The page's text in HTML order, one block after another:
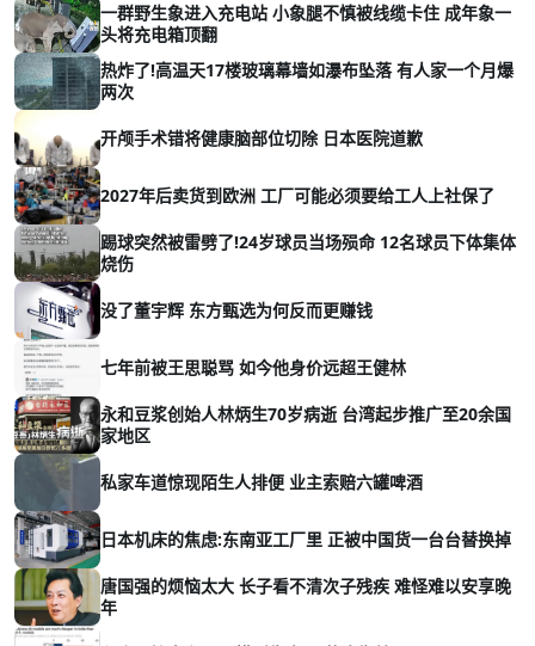
一群野生象进入充电站 小象腿不慎被线缆卡住 成年象一
头将充电箱顶翻
热炸了!高温天17楼玻璃幕墙如瀑布坠落 有人家一个月爆
两次
开颅手术错将健康脑部位切除 日本医院道歉
2027年后卖货到欧洲 工厂可能必须要给工人上社保了
踢球突然被雷劈了!24岁球员当场殒命 12名球员下体集体
烧伤
没了董宇辉 东方甄选为何反而更赚钱
七年前被王思聪骂 如今他身价远超王健林
永和豆浆创始人林炳生70岁病逝 台湾起步推广至20余国
家地区
私家车道惊现陌生人排便 业主索赔六罐啤酒
日本机床的焦虑:东南亚工厂里 正被中国货一台台替换掉
唐国强的烦恼太大 长子看不清次子残疾 难怪难以安享晚
年